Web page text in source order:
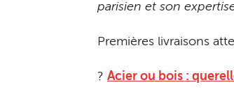
parisien et son
Premières livraisons
? Acier ou bois :